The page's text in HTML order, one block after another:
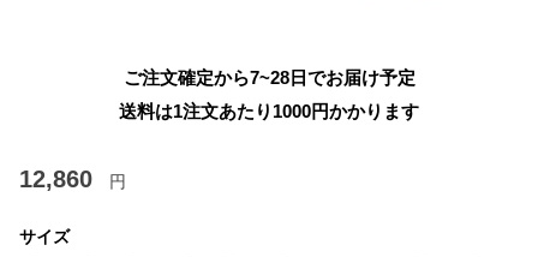
ご注文確定から7~28日でお届け予定
送料は1注文あたり 1000円かかります
12,860 円
サイズ